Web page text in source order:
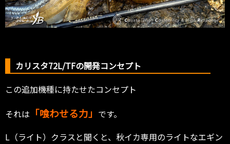
カリスタ72L/TFの開発コンセプト
この追加機種に持たせたコンセプト
それは 「喰わせる力」 です。
L（ライト）クラスと聞くと、秋イカ専用のライトなエギン